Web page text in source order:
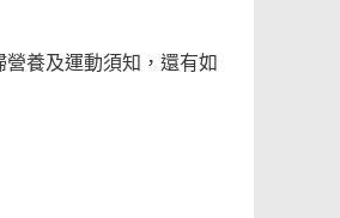
養及運動須知，還有如